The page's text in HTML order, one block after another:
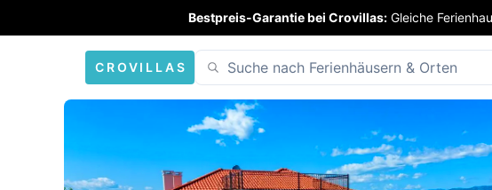
Bestpreis-Garantie bei Crovillas: Gleiche
CROVILLAS